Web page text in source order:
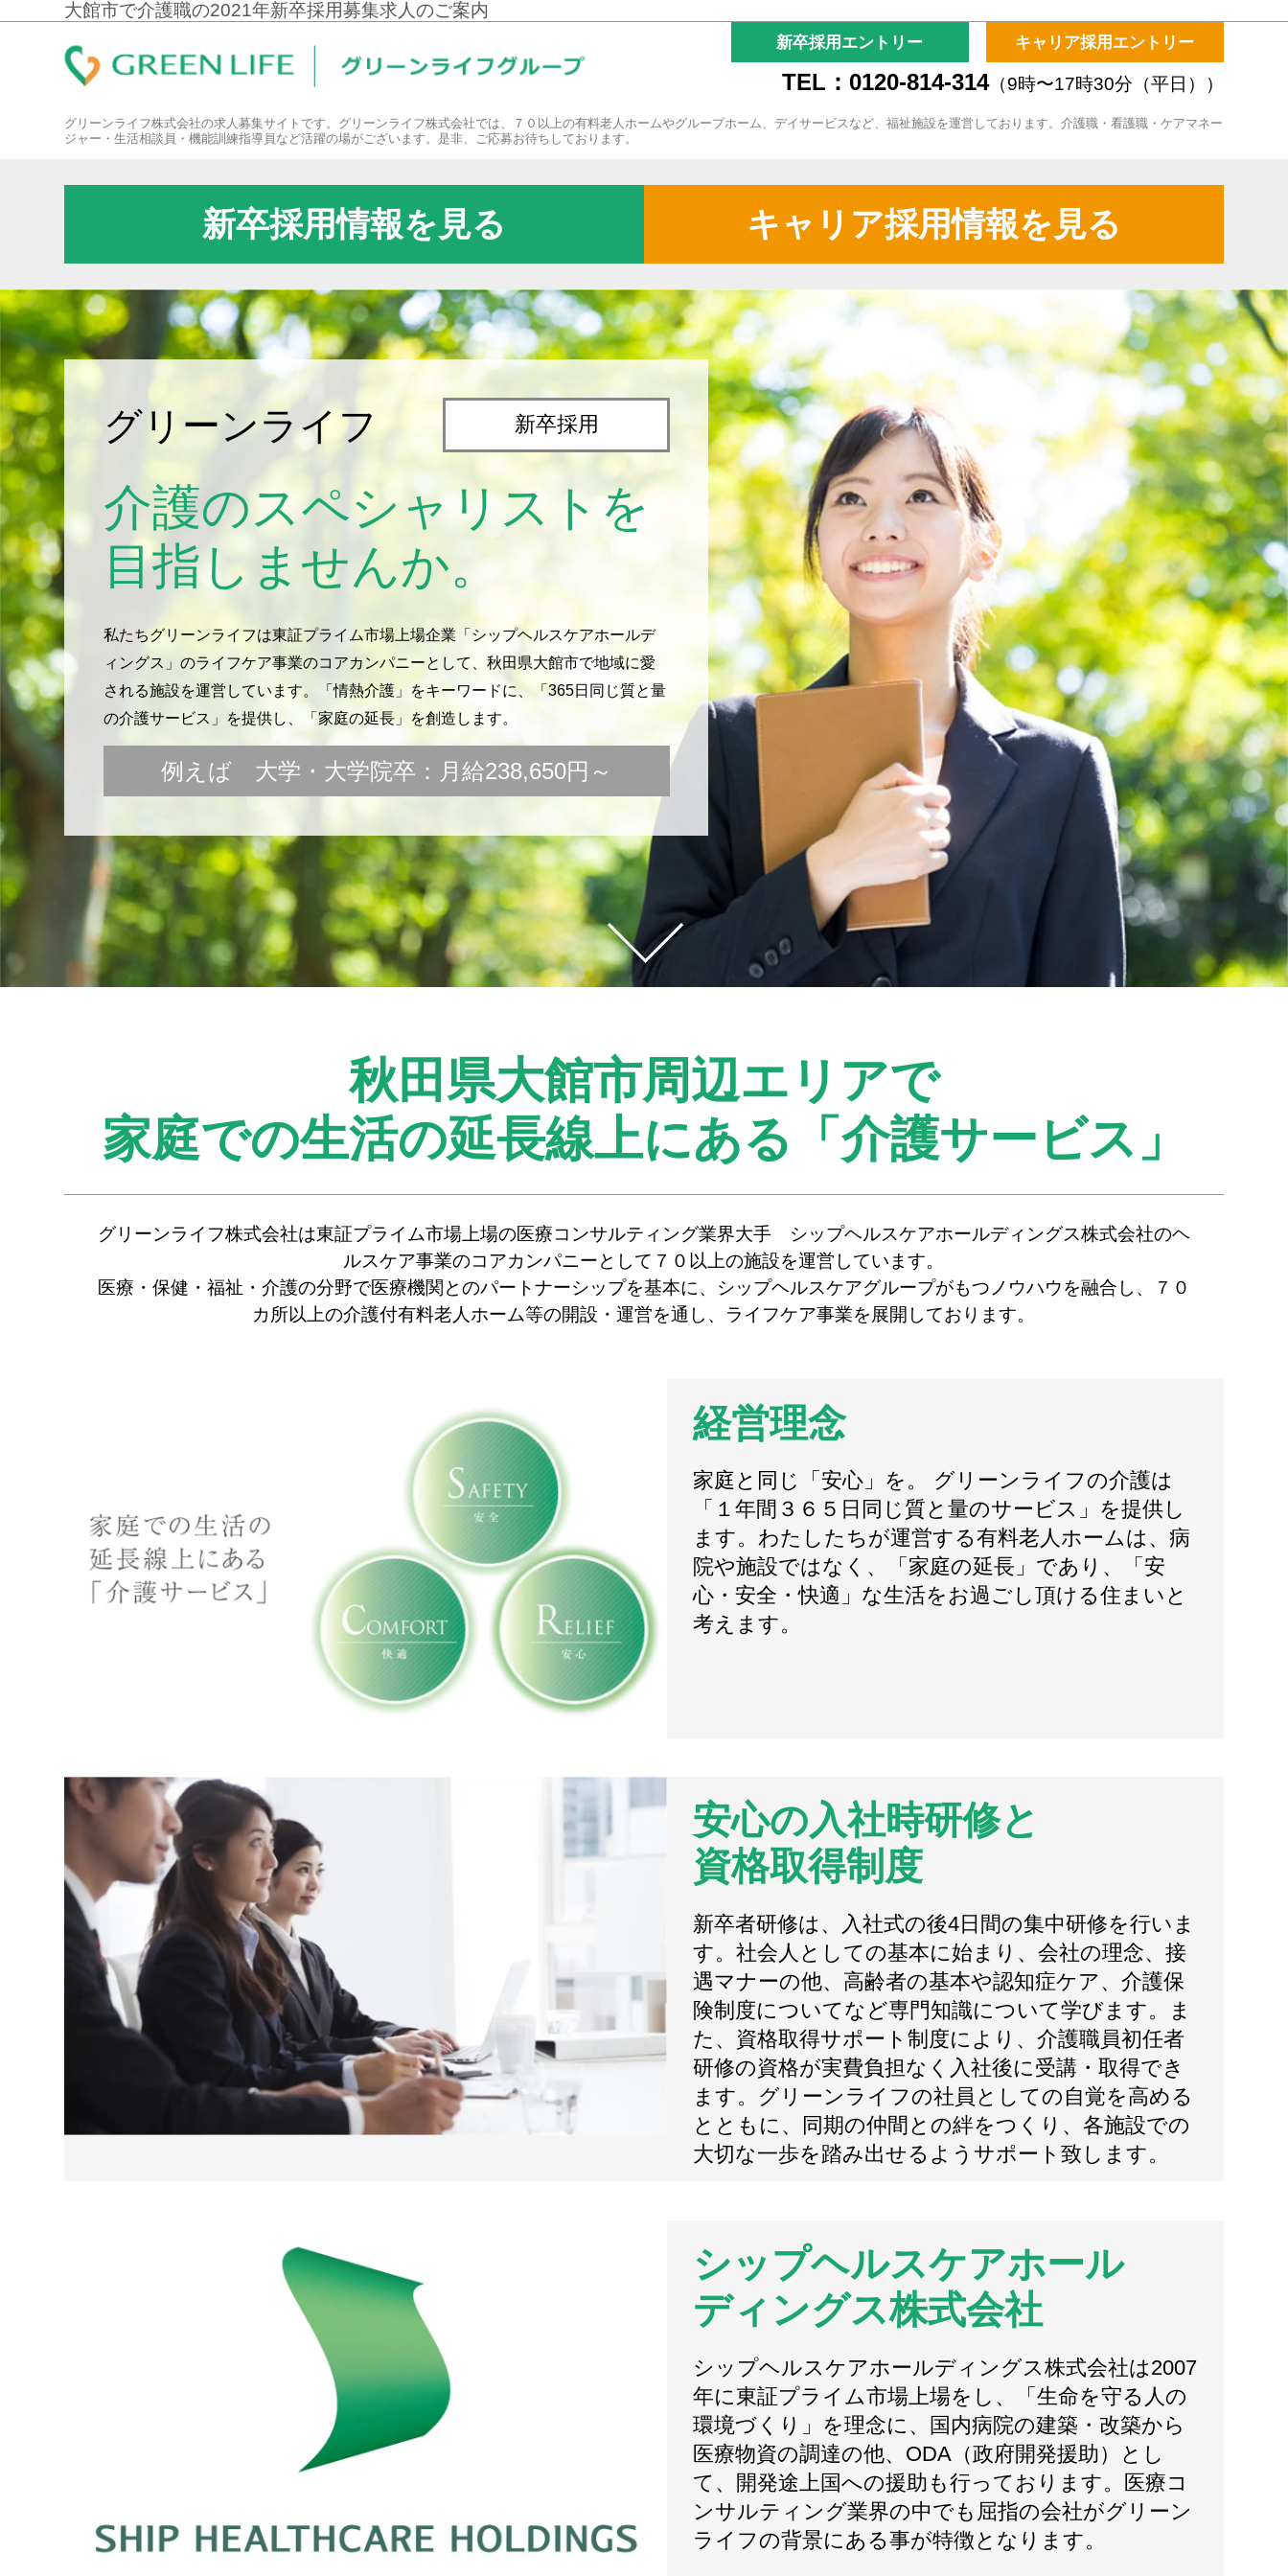
大館市で介護職の2021年新卒採用募集求人のご案内
新卒採用エントリー キャリア採用エントリー
TEL：0120-814-314（9時〜17時30分（平日））
グリーンライフ株式会社の求人募集サイトです。グリーンライフ株式会社では、７０以上の有料老人ホームやグループホーム、デイサービスなど、福祉施設を運営しております。介護職・看護職・ケアマネー
ジャー・生活相談員・機能訓練指導員など活躍の場がございます。是非、ご応募お待ちしております。
新卒採用情報を見る キャリア採用情報を見る
グリーンライフ 新卒採用
介護のスペシャリストを
目指しませんか。
私たちグリーンライフは東証プライム市場上場企業「シップヘルスケアホールデ
ィングス」のライフケア事業のコアカンパニーとして、秋田県大館市で地域に愛
される施設を運営しています。「情熱介護」をキーワードに、「365日同じ質と量
の介護サービス」を提供し、「家庭の延長」を創造します。
例えば 大学・大学院卒：月給238,650円～
秋田県大館市周辺エリアで
家庭での生活の延長線上にある 「介護サービス」
グリーンライフ株式会社は東証プライム市場上場の医療コンサルティング業界大手 シップヘルスケアホールディングス株式会社のヘ
ルスケア事業のコアカンパニーとして７０以上の施設を運営しています。
医療・保健・福祉・介護の分野で医療機関とのパートナーシップを基本に、シップヘルスケアグループがもつノウハウを融合し、７０
カ所以上の介護付有料老人ホーム等の開設・運営を通し、ライフケア事業を展開しております。
経営理念
家庭と同じ「安心」を。 グリーンライフの介護は
「１年間３６５日同じ質と量のサービス」を提供し
ます。わたしたちが運営する有料老人ホームは、病
院や施設ではなく、「家庭の延長」であり、「安
心・安全・快適」な生活をお過ごし頂ける住まいと
考えます。
安心の入社時研修と
資格取得制度
新卒者研修は、入社式の後4日間の集中研修を行いま
す。社会人としての基本に始まり、会社の理念、接
遇マナーの他、高齢者の基本や認知症ケア、介護保
険制度についてなど専門知識について学びます。ま
た、資格取得サポート制度により、介護職員初任者
研修の資格が実費負担なく入社後に受講・取得でき
ます。グリーンライフの社員としての自覚を高める
とともに、同期の仲間との絆をつくり、各施設での
大切な一歩を踏み出せるようサポート致します。
シップヘルスケアホール
ディングス株式会社
シップヘルスケアホールディングス株式会社は2007
年に東証プライム市場上場をし、「生命を守る人の
環境づくり」を理念に、国内病院の建築・改築から
医療物資の調達の他、ODA（政府開発援助）とし
て、開発途上国への援助も行っております。医療コ
ンサルティング業界の中でも屈指の会社がグリーン
ライフの背景にある事が特徴となります。